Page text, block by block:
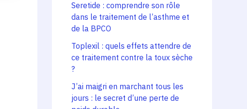
Seretide : comprendre son rôle
dans le traitement de l’asthme et
de la BPCO
Toplexil : quels effets attendre de
ce traitement contre la toux sèche
?
J’ai maigri en marchant tous les
jours : le secret d’une perte de